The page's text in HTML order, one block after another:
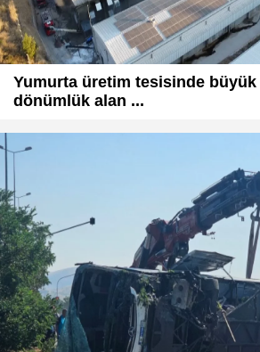
Yumurta üretim tesisinde büyük
dönümlük alan ...